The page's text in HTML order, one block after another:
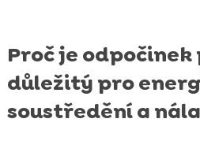
Proč je odpočinek
důležitý pro
soustředění a